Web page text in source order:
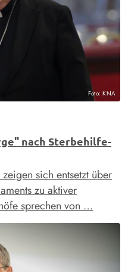
Foto: KNA
nach Sterbehilfe-
sich entsetzt über
zu aktiver
sprechen von …